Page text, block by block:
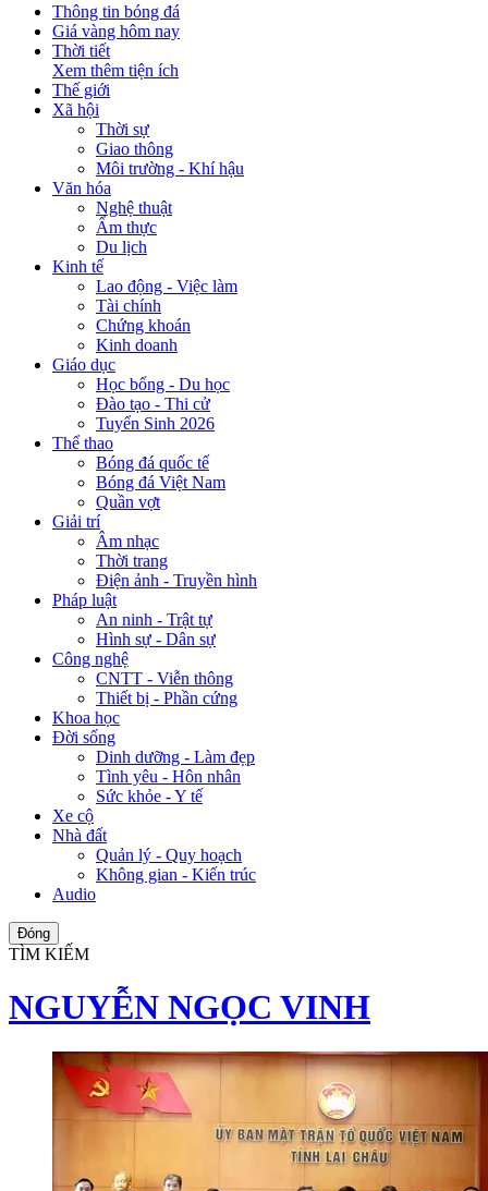
Thông tin bóng đá
Giá vàng hôm nay
Thời tiết
Xem thêm tiện ích
Thế giới
Xã hội
Thời sự
Giao thông
Môi trường - Khí hậu
Văn hóa
Nghệ thuật
Ẩm thực
Du lịch
Kinh tế
Lao động - Việc làm
Tài chính
Chứng khoán
Kinh doanh
Giáo dục
Học bổng - Du học
Đào tạo - Thi cử
Tuyển Sinh 2026
Thể thao
Bóng đá quốc tế
Bóng đá Việt Nam
Quần vợt
Giải trí
Âm nhạc
Thời trang
Điện ảnh - Truyền hình
Pháp luật
An ninh - Trật tự
Hình sự - Dân sự
Công nghệ
CNTT - Viễn thông
Thiết bị - Phần cứng
Khoa học
Đời sống
Dinh dưỡng - Làm đẹp
Tình yêu - Hôn nhân
Sức khỏe - Y tế
Xe cộ
Nhà đất
Quản lý - Quy hoạch
Không gian - Kiến trúc
Audio
Đóng
TÌM KIẾM
NGUYỄN NGỌC VINH